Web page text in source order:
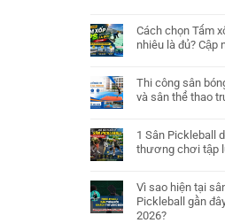
Cách chọn Tấm
nhiêu là đủ? Cập
Thi công sân
và sân thể thao
1 Sân Pickleball
thương chơi tập
Vì sao hiện tại
Pickleball gần
2026?